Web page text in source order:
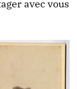
avec vous